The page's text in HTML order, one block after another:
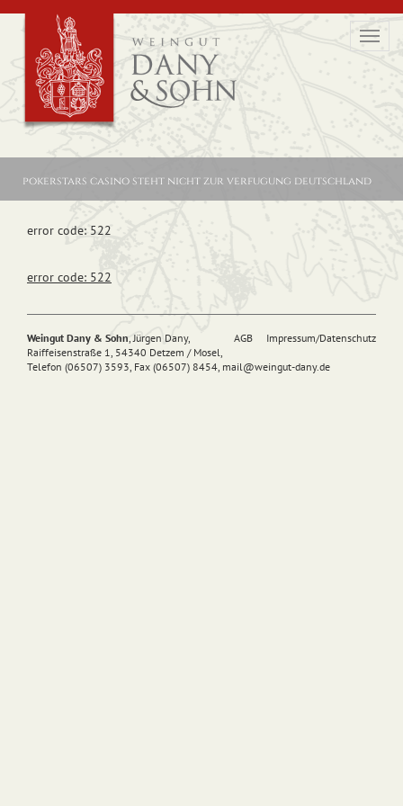
pokerstars casino steht nicht zur verfugung deutschland
error code: 522
error code: 522
AGB Impressum/Datenschutz
Weingut Dany & Sohn, Jürgen Dany,
Raiffeisenstraße 1, 54340 Detzem / Mosel,
Telefon (06507) 3593, Fax (06507) 8454, mail@weingut-dany.de